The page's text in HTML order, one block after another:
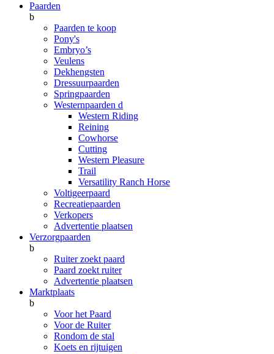
Paarden
b
Paarden te koop
Pony's
Embryo’s
Veulens
Dekhengsten
Dressuurpaarden
Springpaarden
Westernpaarden d
Western Riding
Reining
Cowhorse
Cutting
Western Pleasure
Trail
Versatility Ranch Horse
Voltigeerpaard
Recreatiepaarden
Verkopers
Advertentie plaatsen
Verzorgpaarden
b
Ruiter zoekt paard
Paard zoekt ruiter
Advertentie plaatsen
Marktplaats
b
Voor het Paard
Voor de Ruiter
Rondom de stal
Koets en rijtuigen